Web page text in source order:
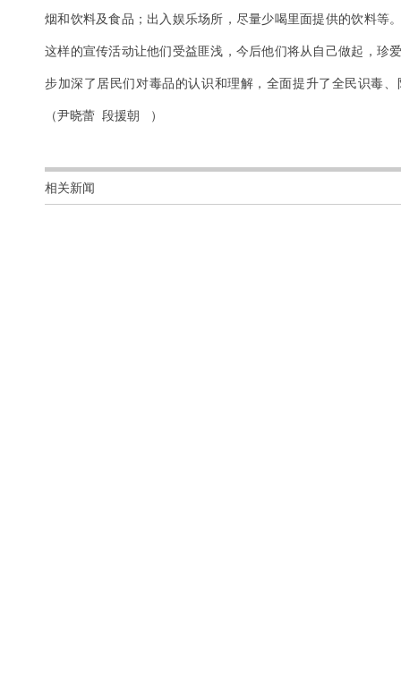
烟和饮料及食品；出入娱乐场所，尽量少喝里面提供的饮料等
这样的宣传活动让他们受益匪浅，今后他们将从自己做起，珍
步加深了居民们对毒品的认识和理解，全面提升了全民识毒
（尹晓蕾 段援朝 ）
相关新闻